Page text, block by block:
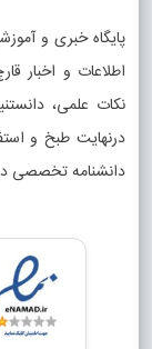
پایگاه خبری و
اطلاعات و اخبار
نکات علمی،
درنهایت طبخ و
دانشنامه تخصصی